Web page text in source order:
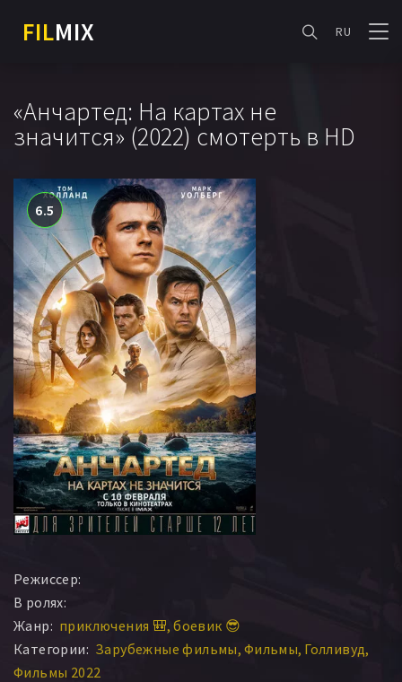
FILMIX RU
«Анчартед: На картах не
значится» (2022) смотерть в HD
6.5
Режиссер:
В ролях:
Жанр: приключения 🎒 боевик 😎
Категории: Зарубежные фильмы Фильмы Голливуд
Фильмы 2022